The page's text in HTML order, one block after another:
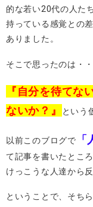
的な若い20代の人た
持っている感覚との
ありました。
そこで思ったのは・・
『自分を待てな
ないか？』
という
以前このブログで
て記事を書いたところ
けっこうな人達から
ということで、そち